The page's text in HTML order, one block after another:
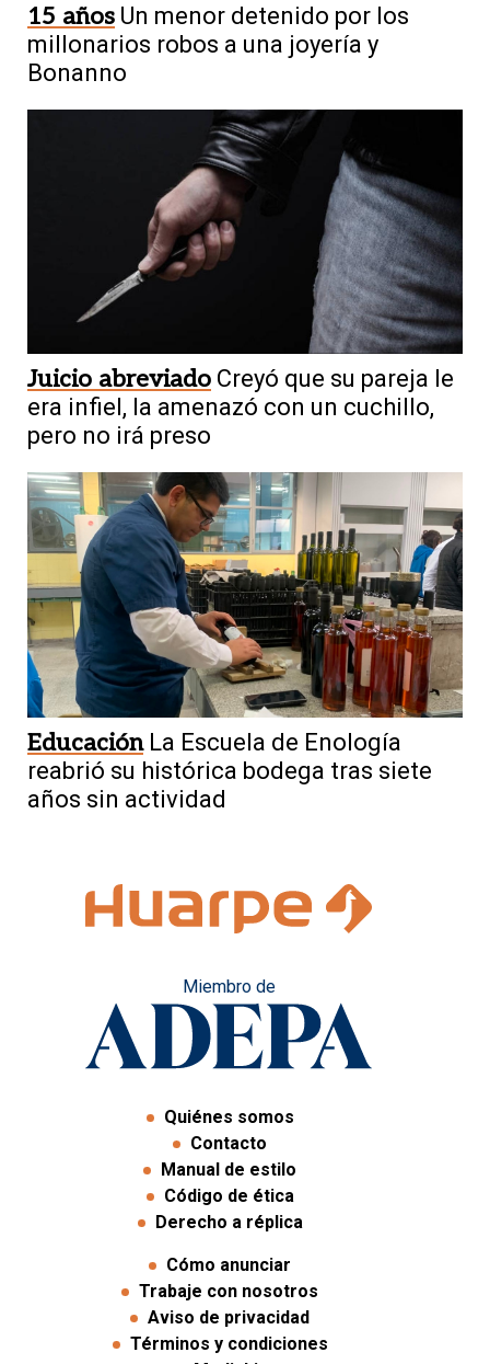
15 años Un menor detenido por los
millonarios robos a una joyería y
Bonanno
Juicio abreviado Creyó que su pareja le
era infiel, la amenazó con un cuchillo,
pero no irá preso
Educación La Escuela de Enología
reabrió su histórica bodega tras siete
años sin actividad
Miembro de
Quiénes somos
Contacto
Manual de estilo
Código de ética
Derecho a réplica
Cómo anunciar
Trabaje con nosotros
Aviso de privacidad
Términos y condiciones